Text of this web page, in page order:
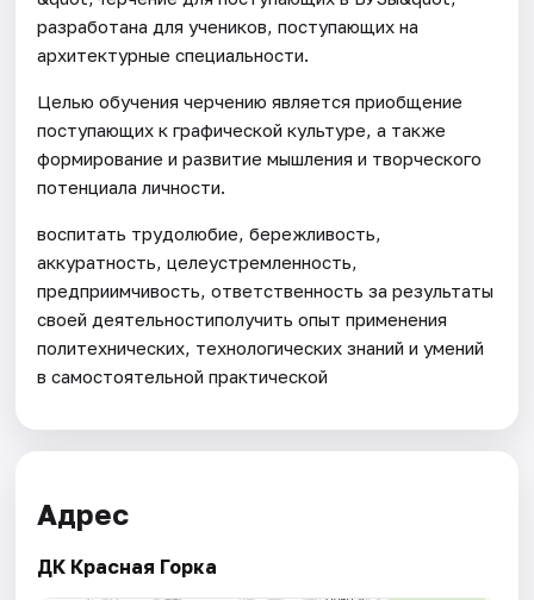
разработана для учеников, поступающих на
архитектурные специальности.
Целью обучения черчению является приобщение
поступающих к графической культуре, а также
формирование и развитие мышления и творческого
потенциала личности.
воспитать трудолюбие, бережливость,
аккуратность, целеустремленность,
предприимчивость, ответственность за результаты
своей деятельностиполучить опыт применения
политехнических, технологических знаний и умений
в самостоятельной практической
Адрес
ДК Красная Горка